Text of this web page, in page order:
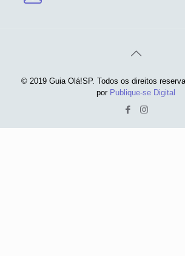
© 2019 Guia Olá!SP. Todos os direitos
por Publique-se Digital